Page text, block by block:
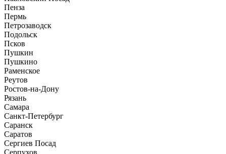
Пенза
Пермь
Петрозаводск
Подольск
Псков
Пушкин
Пушкино
Раменское
Реутов
Ростов-на-Дону
Рязань
Самара
Санкт-Петербург
Саранск
Саратов
Сергиев Посад
Серпухов